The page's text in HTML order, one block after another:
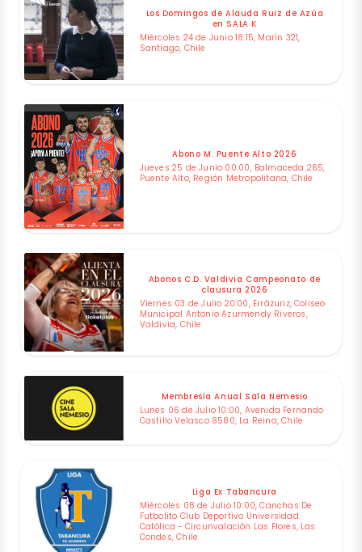
Los Domingos de Alauda Ruiz de Azúa
en SALA K
Miércoles 24 de Junio 18:15, Marín 321,
Santiago, Chile
Abono M. Puente Alto 2026
Jueves 25 de Junio 00:00, Balmaceda 265,
Puente Alto, Región Metropolitana, Chile
Abonos C.D. Valdivia Campeonato de
clausura 2026
Viernes 03 de Julio 20:00, Errázuriz, Coliseo
Municipal Antonio Azurmendy Riveros,
Valdivia, Chile
Membresía Anual Sala Nemesio
Lunes 06 de Julio 10:00, Avenida Fernando
Castillo Velasco 8580, La Reina, Chile
Liga Ex Tabancura
Miércoles 08 de Julio 10:00, Canchas De
Futbolito Club Deportivo Universidad
Católica - Circunvalación Las Flores, Las
Condes, Chile